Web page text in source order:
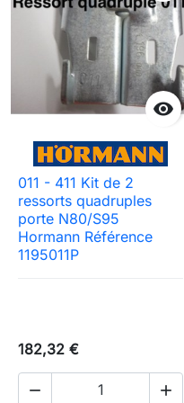

011 - 411 Kit de 2
ressorts quadruples
porte N80/S95
Hormann Référence
1195011P
182,32 €
 